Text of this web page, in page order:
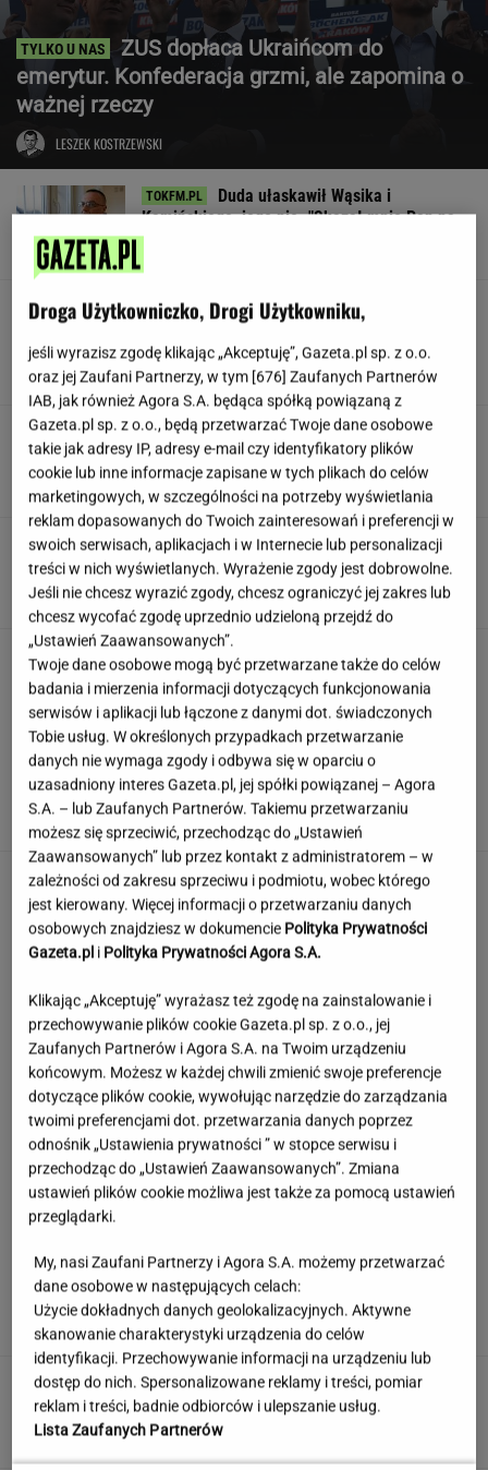
ZUS dopłaca Ukraińcom do
emerytur. Konfederacja grzmi, ale zapomina o
ważnej rzeczy
LESZEK KOSTRZEWSKI
Duda ułaskawił Wąsika i
Kamińskiego, jego nie. "Skazał mnie Pan na
karę śmierci"
Znów przyczepili się do
Lewandowskiej. Aż trudno mi uwierzyć, o co
poszło
KINGA MOLENDA
Jamy karne, pobicia. Ukraina
ma problem z jednostką
SUBSKRYPCJA
Trump skomentował negocjacje ws.wojny w
Ukrainie. "Są już pewne postępy"
Księżniczka musi iść do wojska. Tyle czasu
spędzi w armii
Urzędnicy pukają do domów. Chcą paragonów
MATERIAŁ PROMOCYJNY
Córka Cruise'a i Holmes zagrała w teatrze.
Tyle osób przyszło na jej występ
Rekord padł w niewielkim stawie. Taki okaz
trafia się bardzo rzadko
Droga Użytkowniczko, Drogi Użytkowniku,
jeśli wyrazisz zgodę klikając „Akceptuję”, Gazeta.pl sp. z o.o.
oraz jej Zaufani Partnerzy, w tym [676] Zaufanych Partnerów
IAB, jak również Agora S.A. będąca spółką powiązaną z
Gazeta.pl sp. z o.o., będą przetwarzać Twoje dane osobowe
takie jak adresy IP, adresy e-mail czy identyfikatory plików
cookie lub inne informacje zapisane w tych plikach do celów
marketingowych, w szczególności na potrzeby wyświetlania
reklam dopasowanych do Twoich zainteresowań i preferencji w
swoich serwisach, aplikacjach i w Internecie lub personalizacji
treści w nich wyświetlanych. Wyrażenie zgody jest dobrowolne.
Jeśli nie chcesz wyrazić zgody, chcesz ograniczyć jej zakres lub
chcesz wycofać zgodę uprzednio udzieloną przejdź do
„Ustawień Zaawansowanych”.
Twoje dane osobowe mogą być przetwarzane także do celów
badania i mierzenia informacji dotyczących funkcjonowania
serwisów i aplikacji lub łączone z danymi dot. świadczonych
Tobie usług. W określonych przypadkach przetwarzanie
danych nie wymaga zgody i odbywa się w oparciu o
uzasadniony interes Gazeta.pl, jej spółki powiązanej – Agora
S.A. – lub Zaufanych Partnerów. Takiemu przetwarzaniu
możesz się sprzeciwić, przechodząc do „Ustawień
Zaawansowanych” lub przez kontakt z administratorem – w
zależności od zakresu sprzeciwu i podmiotu, wobec którego
jest kierowany. Więcej informacji o przetwarzaniu danych
osobowych znajdziesz w dokumencie Polityka Prywatności
Gazeta.pl i Polityka Prywatności Agora S.A.
Klikając „Akceptuję” wyrażasz też zgodę na zainstalowanie i
przechowywanie plików cookie Gazeta.pl sp. z o.o., jej
Zaufanych Partnerów i Agora S.A. na Twoim urządzeniu
końcowym. Możesz w każdej chwili zmienić swoje preferencje
dotyczące plików cookie, wywołując narzędzie do zarządzania
twoimi preferencjami dot. przetwarzania danych poprzez
odnośnik „Ustawienia prywatności ” w stopce serwisu i
przechodząc do „Ustawień Zaawansowanych”. Zmiana
ustawień plików cookie możliwa jest także za pomocą ustawień
przeglądarki.
My, nasi Zaufani Partnerzy i Agora S.A. możemy przetwarzać
dane osobowe w następujących celach:
Użycie dokładnych danych geolokalizacyjnych. Aktywne
skanowanie charakterystyki urządzenia do celów
identyfikacji. Przechowywanie informacji na urządzeniu lub
dostęp do nich. Spersonalizowane reklamy i treści, pomiar
reklam i treści, badnie odbiorców i ulepszanie usług.
Lista Zaufanych Partnerów